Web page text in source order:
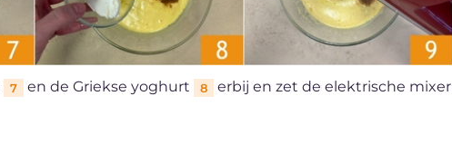
7 en de Griekse yoghurt 8
erbij en zet de elektrische mixer